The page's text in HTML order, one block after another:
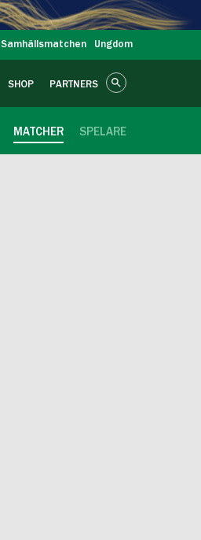
Samhällsmatchen Ungdom
SHOP PARTNERS
SPELARE
MATCHER